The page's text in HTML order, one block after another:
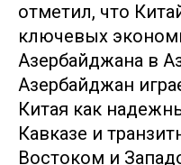
отметил, что
ключевых
Азербайджана в
Азербайджан
Китая как
Кавказе и
Востоком и